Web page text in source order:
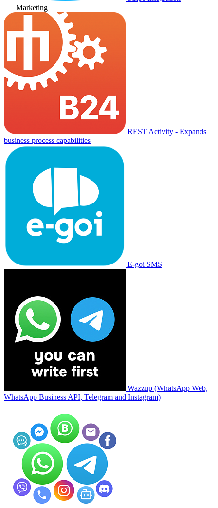
Marketing
REST Activity - Expands
business process capabilities
E-goi SMS
Wazzup (WhatsApp Web,
WhatsApp Business API, Telegram and Instagram)